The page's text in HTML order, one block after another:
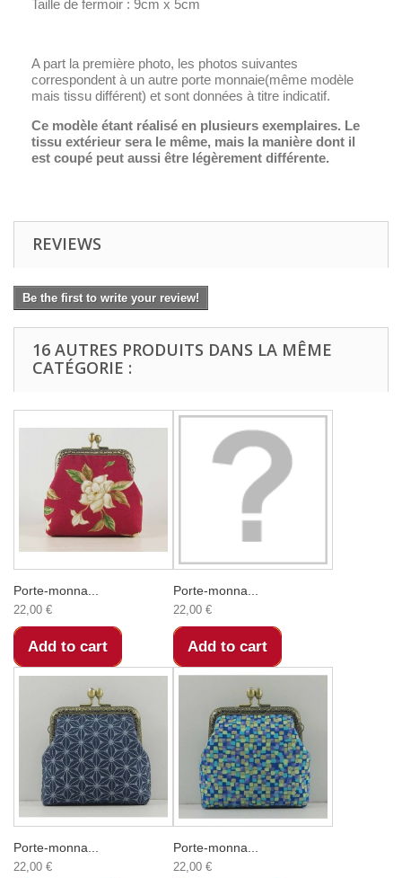
Taille de fermoir : 9cm x 5cm
A part la première photo, les photos suivantes
correspondent à un autre porte monnaie(même modèle
mais tissu différent) et sont données à titre indicatif.
Ce modèle étant réalisé en plusieurs exemplaires. Le
tissu extérieur sera le même, mais la manière dont il
est coupé peut aussi être légèrement différente.
REVIEWS
Be the first to write your review!
16 AUTRES PRODUITS DANS LA MÊME
CATÉGORIE :
Porte-monna...
22,00 €
Add to cart
Porte-monna...
22,00 €
Add to cart
Porte-monna...
22,00 €
Porte-monna...
22,00 €